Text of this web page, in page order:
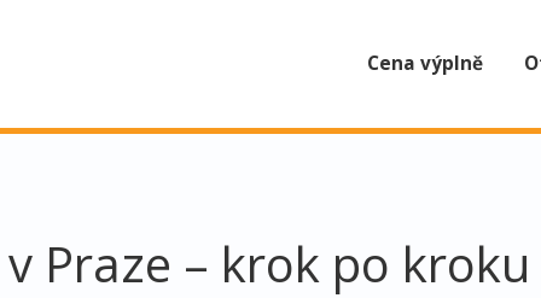
Cena výplně
Praze – krok po kroku